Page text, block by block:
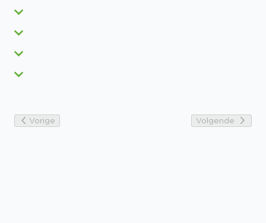
Vorige Volgende